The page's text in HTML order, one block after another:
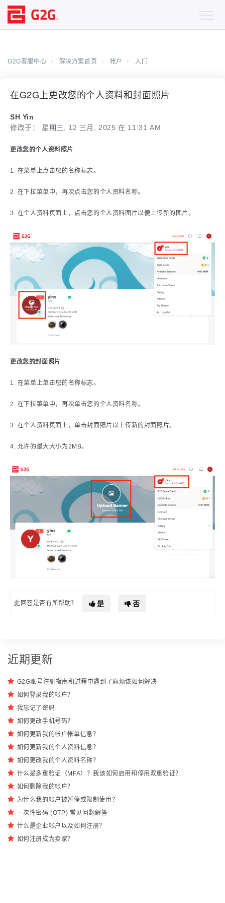
G2G客服中心 解决方案首页 帐户 入门
在G2G上更改您的个人资料和封面照片
SH Yin
修改于： 星期三, 12 三月, 2025 在 11:31 AM
更改您的个人资料照片
1. 在菜单上点击您的名称标志。
2. 在下拉菜单中，再次点击您的个人资料名称。
3. 在个人资料页面上，点击您的个人资料图片以便上传新的图片。
更改您的封面照片
1. 在菜单上单击您的名称标志。
2. 在下拉菜单中，再次单击您的个人资料名称。
3. 在个人资料页面上，单击封面照片以上传新的封面照片。
4. 允许的最大大小为2MB。
此回答是否有所帮助？ 是 否
近期更新
G2G账号注册指南和过程中遇到了麻烦该如何解决
如何登录我的帐户？
我忘记了密码
如何更改手机号码？
如何更新我的帐户帐单信息？
如何更新我的个人资料信息？
如何更改我的个人资料名称？
什么是多重验证（MFA）？我该如何启用和停用双重验证？
如何删除我的帐户？
为什么我的帐户被暂停或限制使用？
一次性密码 (OTP) 常见问题解答
什么是企业帐户以及如何注册？
如何注册成为卖家？